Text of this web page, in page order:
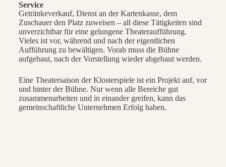
Service
Getränkeverkauf, Dienst an der Kartenkasse, dem
Zuschauer den Platz zuweisen – all diese Tätigkeiten sind
unverzichtbar für eine gelungene Theateraufführung.
Vieles ist vor, während und nach der eigentlichen
Aufführung zu bewältigen. Vorab muss die Bühne
aufgebaut, nach der Vorstellung wieder abgebaut werden.
Eine Theatersaison der Klosterspiele ist ein Projekt auf, vor
und hinter der Bühne. Nur wenn alle Bereiche gut
zusammenarbeiten und in einander greifen, kann das
gemeinschaftliche Unternehmen Erfolg haben.